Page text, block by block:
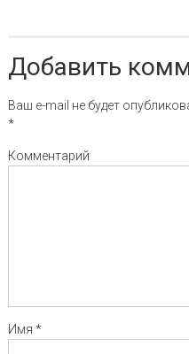
Добавить
Ваш e-mail не будет
*
Комментарий
Имя *